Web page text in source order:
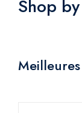
Shop